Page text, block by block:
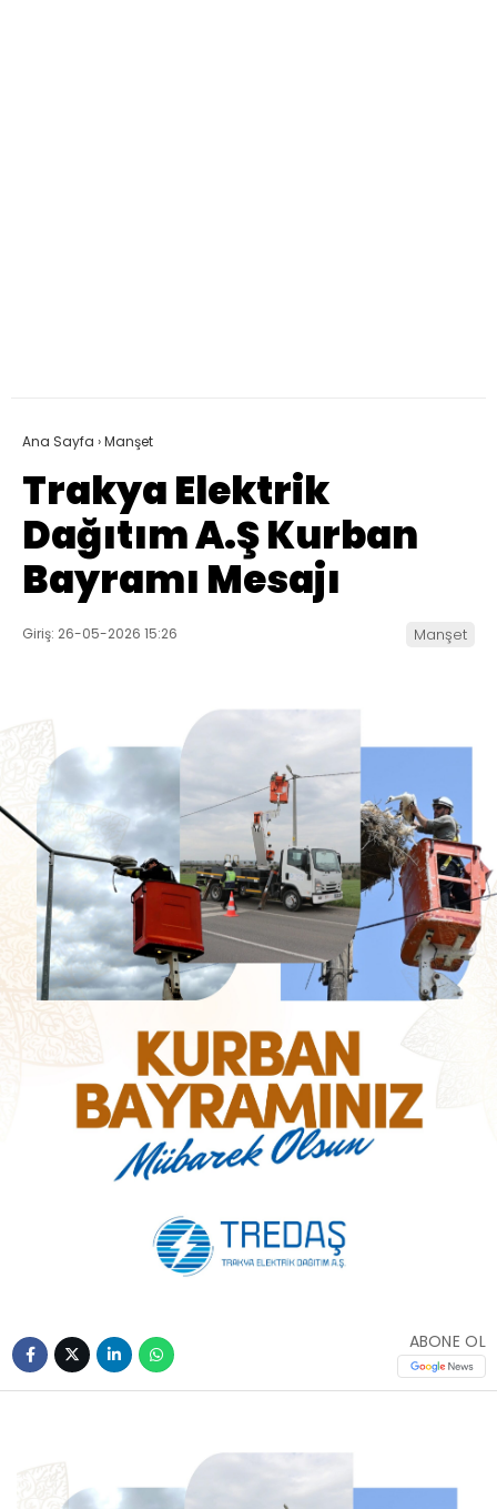
Ana Sayfa ›Manşet
Trakya Elektrik
Dağıtım A.Ş Kurban
Bayramı Mesajı
Giriş: 26-05-2026 15:26 Manşet
ABONE OL